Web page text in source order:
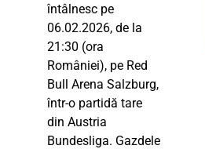
întâlnesc pe
06.02.2026, de la
21:30 (ora
României), pe Red
Bull Arena Salzburg,
într-o partidă tare
din Austria
Bundesliga. Gazdele